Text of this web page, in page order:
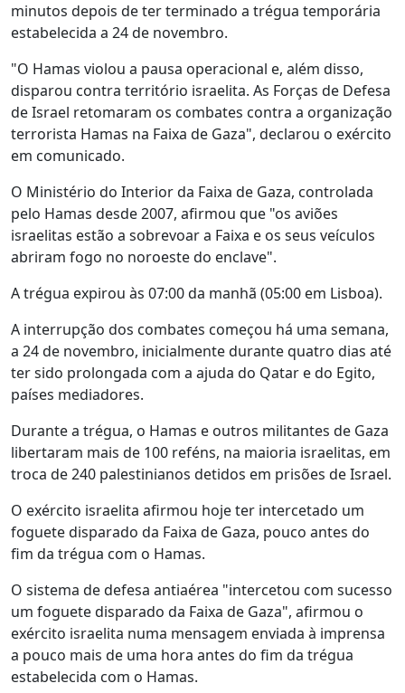
minutos depois de ter terminado a trégua temporária
estabelecida a 24 de novembro.
"O Hamas violou a pausa operacional e, além disso,
disparou contra território israelita. As Forças de Defesa
de Israel retomaram os combates contra a organização
terrorista Hamas na Faixa de Gaza", declarou o exército
em comunicado.
O Ministério do Interior da Faixa de Gaza, controlada
pelo Hamas desde 2007, afirmou que "os aviões
israelitas estão a sobrevoar a Faixa e os seus veículos
abriram fogo no noroeste do enclave".
A trégua expirou às 07:00 da manhã (05:00 em Lisboa).
A interrupção dos combates começou há uma semana,
a 24 de novembro, inicialmente durante quatro dias até
ter sido prolongada com a ajuda do Qatar e do Egito,
países mediadores.
Durante a trégua, o Hamas e outros militantes de Gaza
libertaram mais de 100 reféns, na maioria israelitas, em
troca de 240 palestinianos detidos em prisões de Israel.
O exército israelita afirmou hoje ter intercetado um
foguete disparado da Faixa de Gaza, pouco antes do
fim da trégua com o Hamas.
O sistema de defesa antiaérea "intercetou com sucesso
um foguete disparado da Faixa de Gaza", afirmou o
exército israelita numa mensagem enviada à imprensa
a pouco mais de uma hora antes do fim da trégua
estabelecida com o Hamas.